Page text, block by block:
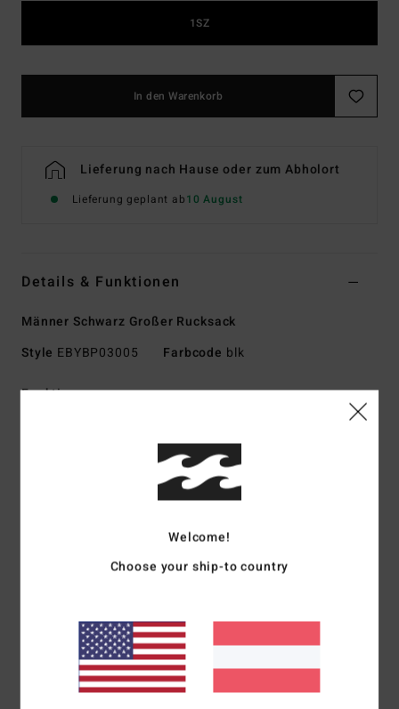
1SZ
In den Warenkorb
Lieferung nach Hause oder zum Abholort
Lieferung geplant ab10 August
Details & Funktionen
Männer Schwarz Großer Rucksack
Style EBYBP03005 Farbcode blk
Funktionen
48 Cm H X 30 Cm B X 18 Cm T
Zwei Front-Einschubtaschen
Verstellbare SureGrip-Schultergurte
Zusammensetzung[Hauptstoff] 100 % recyceltes
Welcome!
Choose your ship-to country